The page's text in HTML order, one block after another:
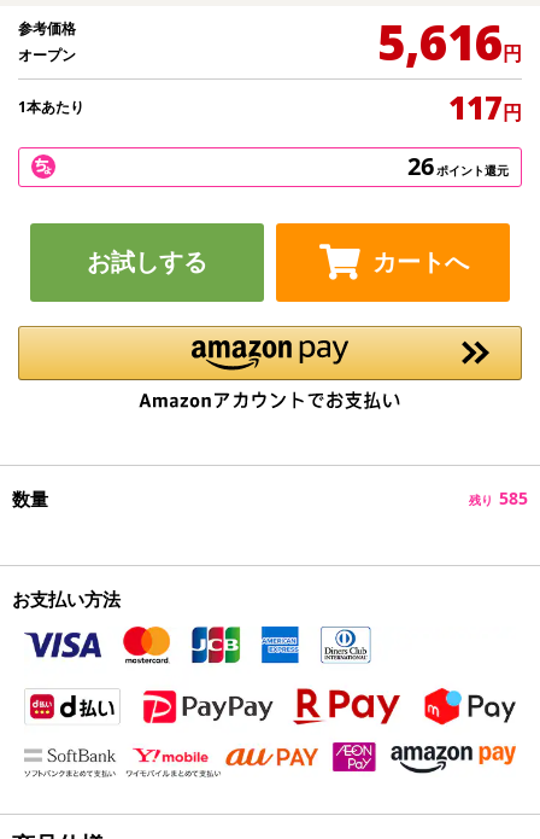
参考価格
オープン
5,616円
1本あたり 117円
26ポイント還元
お試しする カートへ
数量 残り 585
お支払い方法